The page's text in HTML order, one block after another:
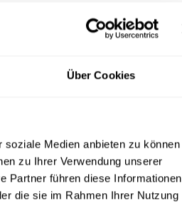
Über Cookies
Medien anbieten zu können
zu Ihrer Verwendung unserer
Partner führen diese Informationen
die sie im Rahmen Ihrer Nutzung